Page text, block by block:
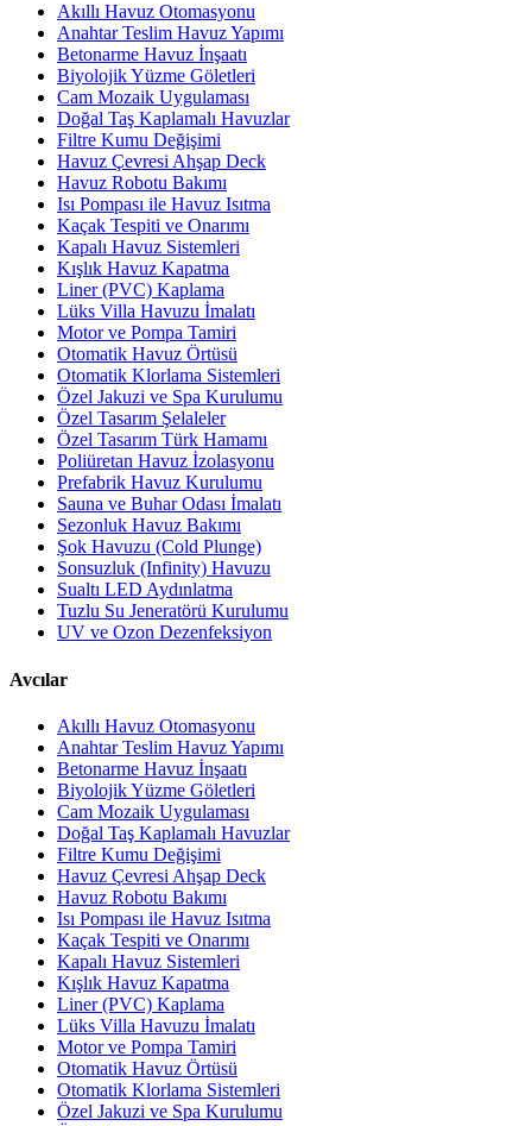
Akıllı Havuz Otomasyonu
Anahtar Teslim Havuz Yapımı
Betonarme Havuz İnşaatı
Biyolojik Yüzme Göletleri
Cam Mozaik Uygulaması
Doğal Taş Kaplamalı Havuzlar
Filtre Kumu Değişimi
Havuz Çevresi Ahşap Deck
Havuz Robotu Bakımı
Isı Pompası ile Havuz Isıtma
Kaçak Tespiti ve Onarımı
Kapalı Havuz Sistemleri
Kışlık Havuz Kapatma
Liner (PVC) Kaplama
Lüks Villa Havuzu İmalatı
Motor ve Pompa Tamiri
Otomatik Havuz Örtüsü
Otomatik Klorlama Sistemleri
Özel Jakuzi ve Spa Kurulumu
Özel Tasarım Şelaleler
Özel Tasarım Türk Hamamı
Poliüretan Havuz İzolasyonu
Prefabrik Havuz Kurulumu
Sauna ve Buhar Odası İmalatı
Sezonluk Havuz Bakımı
Şok Havuzu (Cold Plunge)
Sonsuzluk (Infinity) Havuzu
Sualtı LED Aydınlatma
Tuzlu Su Jeneratörü Kurulumu
UV ve Ozon Dezenfeksiyon
Avcılar
Akıllı Havuz Otomasyonu
Anahtar Teslim Havuz Yapımı
Betonarme Havuz İnşaatı
Biyolojik Yüzme Göletleri
Cam Mozaik Uygulaması
Doğal Taş Kaplamalı Havuzlar
Filtre Kumu Değişimi
Havuz Çevresi Ahşap Deck
Havuz Robotu Bakımı
Isı Pompası ile Havuz Isıtma
Kaçak Tespiti ve Onarımı
Kapalı Havuz Sistemleri
Kışlık Havuz Kapatma
Liner (PVC) Kaplama
Lüks Villa Havuzu İmalatı
Motor ve Pompa Tamiri
Otomatik Havuz Örtüsü
Otomatik Klorlama Sistemleri
Özel Jakuzi ve Spa Kurulumu